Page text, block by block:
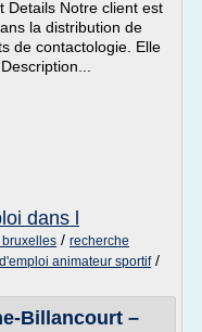
Details Notre client est
la distribution de
de contactologie. Elle
dans l
/ recherche
animateur sportif/
Billancourt –